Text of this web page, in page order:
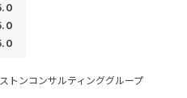
トンコンサルティンググループ